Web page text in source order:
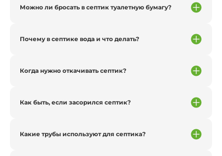
Можно ли бросать в септик туалетную бумагу?
Почему в септике вода и что делать?
Когда нужно откачивать септик?
Как быть, если засорился септик?
Какие трубы используют для септика?